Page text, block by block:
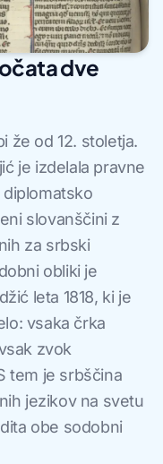
dve
že od 12. stoletja.
je izdelala pravne
slovanščini z
za srbski
obliki je
leta 1818, ki je
vsaka črka
zvok
tem je srbščina
jezikov na svetu
obe sodobni